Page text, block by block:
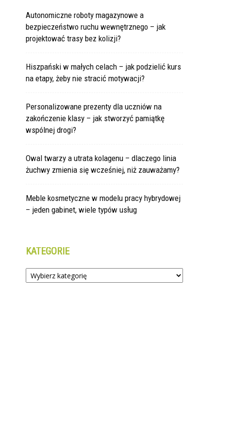
Autonomiczne roboty magazynowe a
bezpieczeństwo ruchu wewnętrznego – jak
projektować trasy bez kolizji?
Hiszpański w małych celach – jak podzielić kurs
na etapy, żeby nie stracić motywacji?
Personalizowane prezenty dla uczniów na
zakończenie klasy – jak stworzyć pamiątkę
wspólnej drogi?
Owal twarzy a utrata kolagenu – dlaczego linia
żuchwy zmienia się wcześniej, niż zauważamy?
Meble kosmetyczne w modelu pracy hybrydowej
– jeden gabinet, wiele typów usług
KATEGORIE
Kategorie